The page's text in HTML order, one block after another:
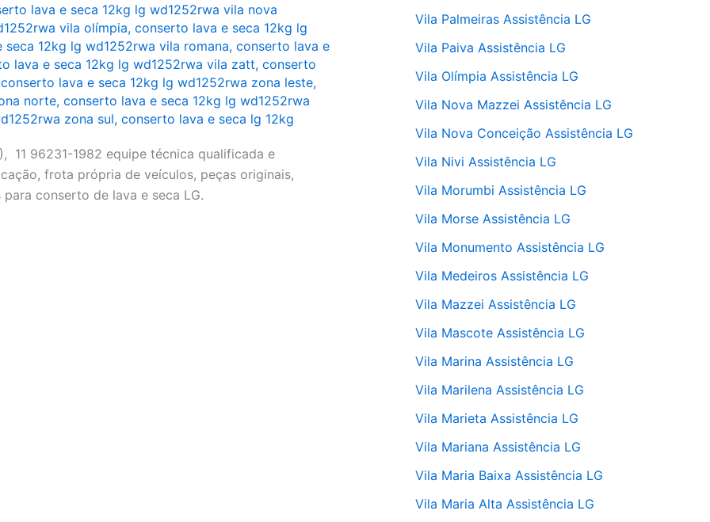
lava e seca 12kg lg wd1252rwa vila nova
vila olímpia, conserto lava e seca 12kg lg
12kg lg wd1252rwa vila romana, conserto lava e
lava e seca 12kg lg wd1252rwa vila zatt, conserto
conserto lava e seca 12kg lg wd1252rwa zona leste,
norte, conserto lava e seca 12kg lg wd1252rwa
zona sul, conserto lava e seca lg 12kg
11 96231-1982 equipe técnica qualificada e
frota própria de veículos, peças originais,
conserto de lava e seca LG.
Vila Palmeiras Assistência LG
Vila Paiva Assistência LG
Vila Olímpia Assistência LG
Vila Nova Mazzei Assistência LG
Vila Nova Conceição Assistência LG
Vila Nivi Assistência LG
Vila Morumbi Assistência LG
Vila Morse Assistência LG
Vila Monumento Assistência LG
Vila Medeiros Assistência LG
Vila Mazzei Assistência LG
Vila Mascote Assistência LG
Vila Marina Assistência LG
Vila Marilena Assistência LG
Vila Marieta Assistência LG
Vila Mariana Assistência LG
Vila Maria Baixa Assistência LG
Vila Maria Alta Assistência LG